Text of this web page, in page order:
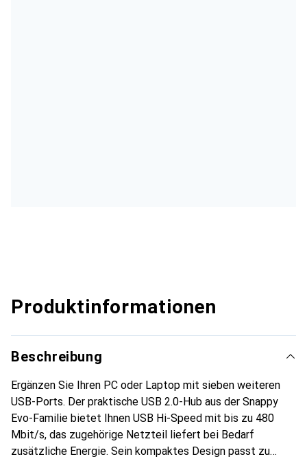
Produktinformationen
Beschreibung
Ergänzen Sie Ihren PC oder Laptop mit sieben weiteren
USB-Ports. Der praktische USB 2.0-Hub aus der Snappy
Evo-Familie bietet Ihnen USB Hi-Speed mit bis zu 480
Mbit/s, das zugehörige Netzteil liefert bei Bedarf
zusätzliche Energie. Sein kompaktes Design passt zu